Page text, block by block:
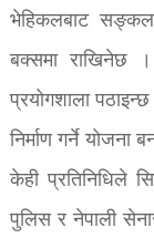
भेहिकलबाट
बक्समा राखिनेछ ।
प्रयोगशाला
निर्माण गर्ने
केही प्रतिनिधिले
पुलिस र नेपाली